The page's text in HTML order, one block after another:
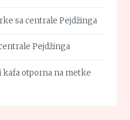
sa centrale Pejdžinga
Pejdžinga
kafa otporna na metke